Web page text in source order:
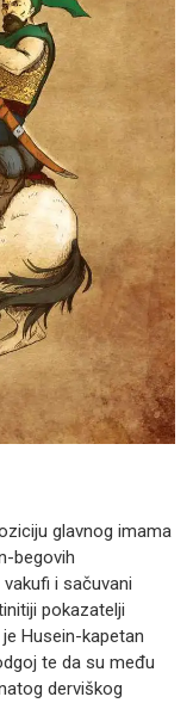
glavnog imama
begovih
i sačuvani
pokazatelji
Husein-kapetan
te da su među
derviškog